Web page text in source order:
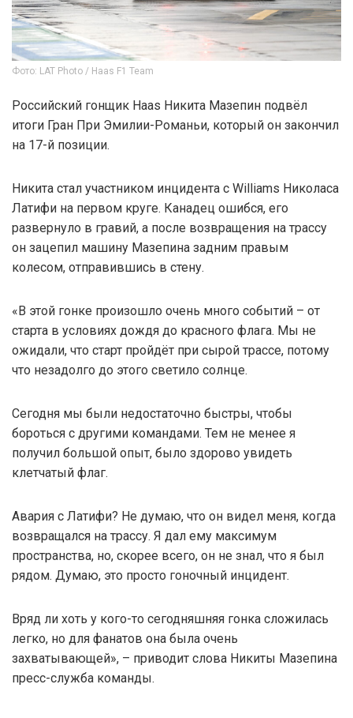
Фото: LAT Photo / Haas F1 Team
Российский гонщик Haas Никита Мазепин подвёл
итоги Гран При Эмилии-Романьи, который он закончил
на 17-й позиции.
Никита стал участником инцидента с Williams Николаса
Латифи на первом круге. Канадец ошибся, его
развернуло в гравий, а после возвращения на трассу
он зацепил машину Мазепина задним правым
колесом, отправившись в стену.
«В этой гонке произошло очень много событий – от
старта в условиях дождя до красного флага. Мы не
ожидали, что старт пройдёт при сырой трассе, потому
что незадолго до этого светило солнце.
Сегодня мы были недостаточно быстры, чтобы
бороться с другими командами. Тем не менее я
получил большой опыт, было здорово увидеть
клетчатый флаг.
Авария с Латифи? Не думаю, что он видел меня, когда
возвращался на трассу. Я дал ему максимум
пространства, но, скорее всего, он не знал, что я был
рядом. Думаю, это просто гоночный инцидент.
Вряд ли хоть у кого-то сегодняшняя гонка сложилась
легко, но для фанатов она была очень
захватывающей», – приводит слова Никиты Мазепина
пресс-служба команды.